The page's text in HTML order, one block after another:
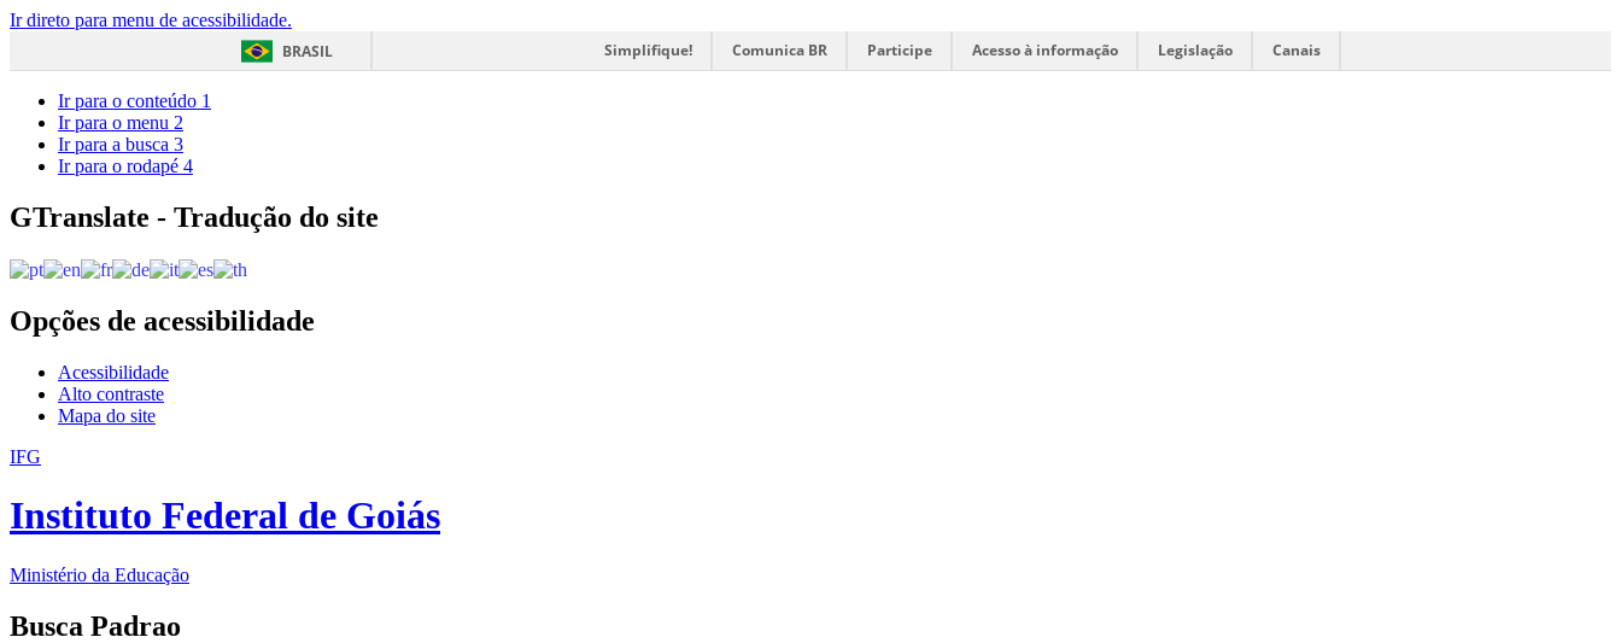
Ir direto para menu de acessibilidade.
BRASIL
Simplifique! Comunica BR Participe Acesso à informação Legislação Canais
Ir para o conteúdo 1
Ir para o menu 2
Ir para a busca 3
Ir para o rodapé 4
GTranslate - Tradução do site
Opções de acessibilidade
Acessibilidade
Alto contraste
Mapa do site
IFG
Instituto Federal de Goiás
Ministério da Educação
Busca Padrao